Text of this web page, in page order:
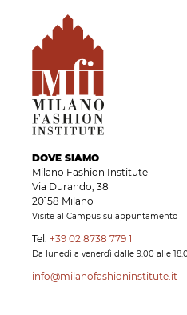
DOVE SIAMO
Milano Fashion Institute
Via Durando, 38
20158 Milano
Visite al Campus su appuntamento
Tel. +39 02 8738 779 1
Da lunedì a venerdì dalle 9:00 alle
info@milanofashioninstitute.it